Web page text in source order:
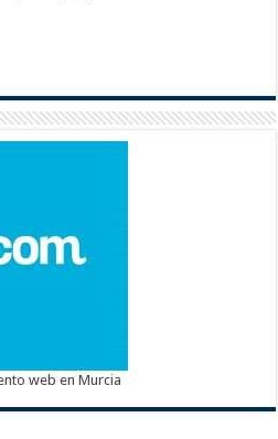
web en Murcia